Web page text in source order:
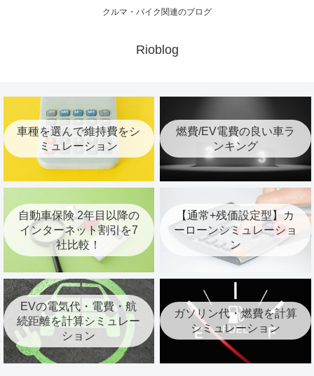
クルマ・バイク関連のブログ
Rioblog
車種を選んで維持費をシ
ミュレーション
燃費/EV電費の良い車ラ
ンキング
自動車保険 2年目以降の
インターネット割引を7
社比較！
【通常+残価設定型】カ
ーローンシミュレーショ
ン
EVの電気代・電費・航
続距離を計算シミュレー
ション
ガソリン代・燃費を計算
シミュレーション